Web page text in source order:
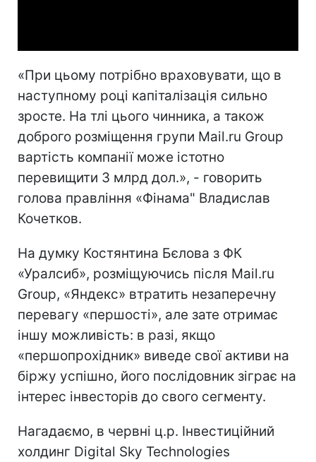
«При цьому потрібно враховувати, що в
наступному році капіталізація сильно
зросте. На тлі цього чинника, а також
доброго розміщення групи Mail.ru Group
вартість компанії може істотно
перевищити 3 млрд дол.», - говорить
голова правління «Фінама" Владислав
Кочетков.
На думку Костянтина Бєлова з ФК
«Уралсиб», розміщуючись після Mail.ru
Group, «Яндекс» втратить незаперечну
перевагу «першості», але зате отримає
іншу можливість: в разі, якщо
«першопрохідник» виведе свої активи на
біржу успішно, його послідовник зіграє на
інтерес інвесторів до свого сегменту.
Нагадаємо, в червні ц.р. Інвестиційний
холдинг Digital Sky Technologies